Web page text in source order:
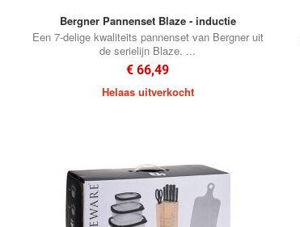
Bergner Pannenset Blaze - inductie
Een 7-delige kwaliteits pannenset van Bergner uit
de serielijn Blaze. ...
€ 66,49
Helaas uitverkocht